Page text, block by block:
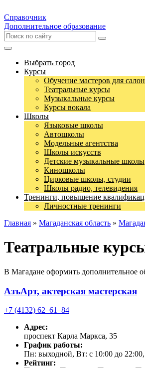
Справочник
Дополнительное образование
Выбрать город
Курсы
Обучение мастеров для
Театральные курсы
Музыкальные курсы
Курсы вокала
Школы
Языковые школы
Автошколы
Модельные агентства
Школы искусств
Детские музыкальные школы
Киношколы
Цирковые школы, студии
Школы радио, телевидения
Тренинги, повышение
Личностные тренинги
Главная » Магаданская область »
Театральные
В Магадане оформить дополнительное
АзъАрт, актерская мастерская
+7 (4132) 62‒61‒84
Адрес:
проспект Карла Маркса, 35
График работы:
Пн: выходной, Вт: с 10:00 до
Рейтинг: